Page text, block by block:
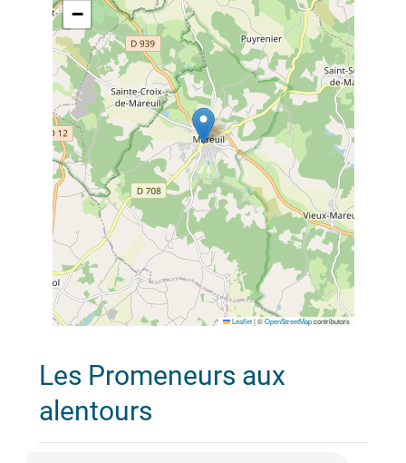
−
Leaflet |©OpenStreetMapcontributors
Les Promeneurs aux
alentours